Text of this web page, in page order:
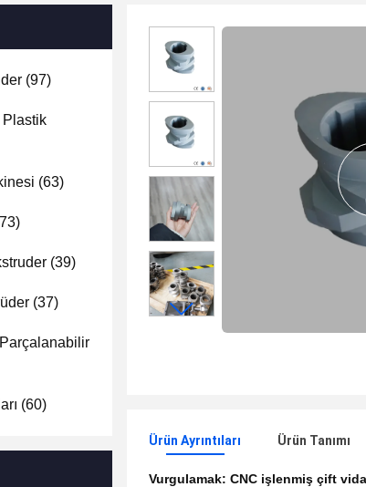
(97)
Plastik
(63)
(39)
(37)
(60)
Ürün Ayrıntıları Ürün Tanımı
Vurgulamak: CNC işlenmiş çift